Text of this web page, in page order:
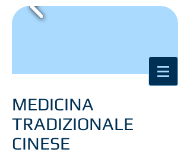
MEDICINA
TRADIZIONALE
CINESE